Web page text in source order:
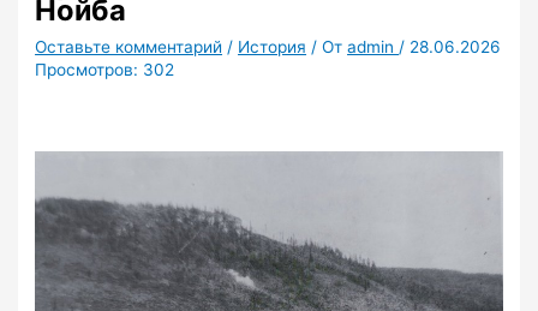
Нойба
Оставьте комментарий / История / Отadmin / 28.06.2026
Просмотров: 302